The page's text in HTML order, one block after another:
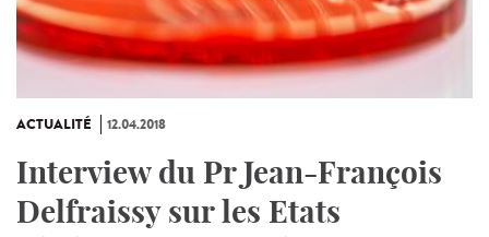
ACTUALITÉ 12.04.2018
Interview du Pr Jean-François
Delfraissy sur les Etats